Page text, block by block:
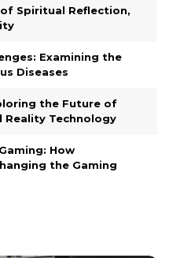
Spiritual Reflection,
Examining the
Diseases
the Future of
Reality Technology
How
the Gaming